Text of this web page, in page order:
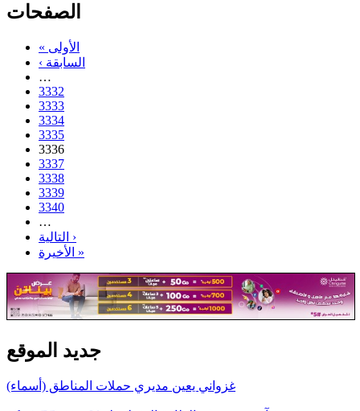
الصفحات
« الأولى
‹ السابقة
…
3332
3333
3334
3335
3336
3337
3338
3339
3340
…
التالية ›
الأخيرة »
جديد الموقع
غزواني يعين مديري حملات المناطق (أسماء)